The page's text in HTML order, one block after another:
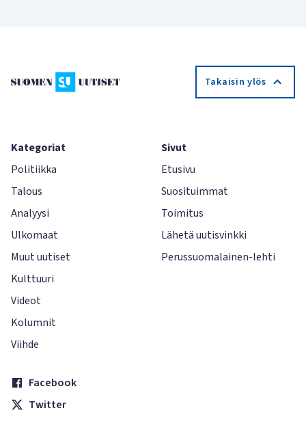
Takaisin ylös
Kategoriat
Politiikka
Talous
Analyysi
Ulkomaat
Muut uutiset
Kulttuuri
Videot
Kolumnit
Viihde
Sivut
Etusivu
Suosituimmat
Toimitus
Lähetä uutisvinkki
Perussuomalainen-lehti
Facebook
Twitter